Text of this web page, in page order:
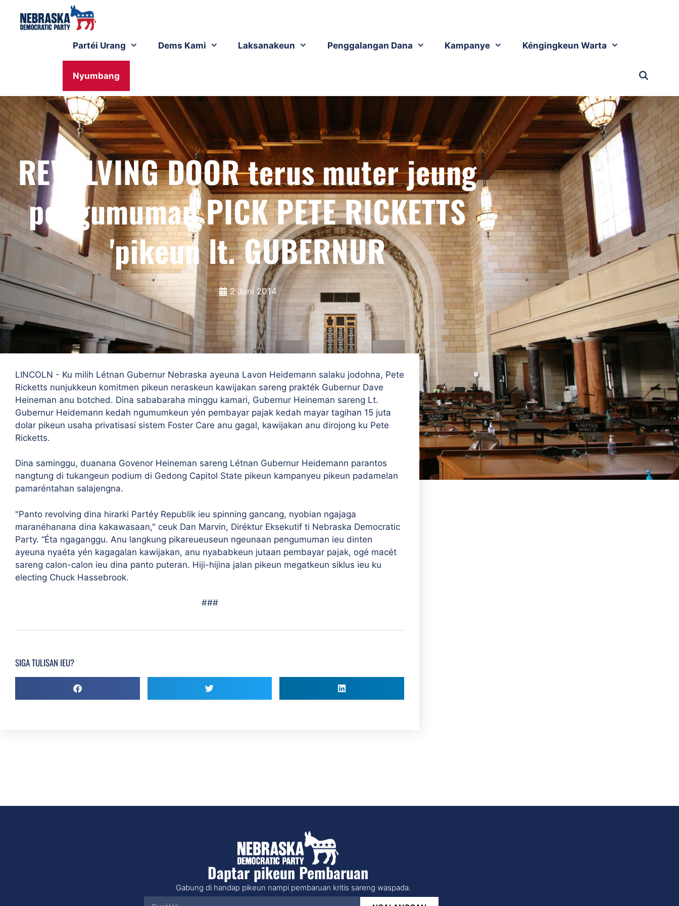
Partéi Urang Dems Kami Laksanakeun Penggalangan Dana Kampanye Kéngingkeun Warta
Nyumbang
REVOLVING DOOR terus muter jeung
pengumuman PICK PETE RICKETTS
'pikeun lt. GUBERNUR
2 Juni 2014
LINCOLN - Ku milih Létnan Gubernur Nebraska ayeuna Lavon Heidemann salaku jodohna, Pete
Ricketts nunjukkeun komitmen pikeun neraskeun kawijakan sareng prakték Gubernur Dave
Heineman anu botched. Dina sababaraha minggu kamari, Gubernur Heineman sareng Lt.
Gubernur Heidemann kedah ngumumkeun yén pembayar pajak kedah mayar tagihan 15 juta
dolar pikeun usaha privatisasi sistem Foster Care anu gagal, kawijakan anu dirojong ku Pete
Ricketts.
Dina saminggu, duanana Govenor Heineman sareng Létnan Gubernur Heidemann parantos
nangtung di tukangeun podium di Gedong Capitol State pikeun kampanyeu pikeun padamelan
pamaréntahan salajengna.
"Panto revolving dina hirarki Partéy Republik ieu spinning gancang, nyobian ngajaga
maranéhanana dina kakawasaan," ceuk Dan Marvin, Diréktur Eksekutif ti Nebraska Democratic
Party. “Éta ngaganggu. Anu langkung pikareueuseun ngeunaan pengumuman ieu dinten
ayeuna nyaéta yén kagagalan kawijakan, anu nyababkeun jutaan pembayar pajak, ogé macét
sareng calon-calon ieu dina panto puteran. Hiji-hijina jalan pikeun megatkeun siklus ieu ku
electing Chuck Hassebrook.
###
SIGA TULISAN IEU?
Daptar pikeun Pembaruan
Gabung di handap pikeun nampi pembaruan kritis sareng waspada.